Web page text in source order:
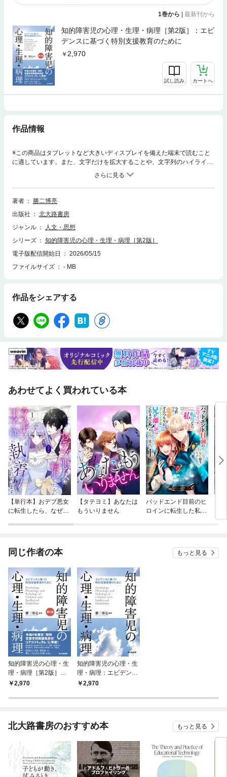
1巻から | 最新刊から
知的障害児の心理・生理・病理［第2版］：エビ
デンスに基づく特別支援教育のために
2,970
試し読み カートへ
作品情報
※この商品はタブレットなど大きいディスプレイを備えた端末で読むこと
に適しています。また、文字だけを拡大することや、文字列のハイライ
ト、検索、辞書の参照、引用などの機能が使用できません。知的障害児と
の適切な関わりの軸となる知識を学べるテキスト，特別支援学校教免コア
カリ対応改訂版。知的障害の定義やアセスメント，発生要因，特性，健康
上の問題，さらに関連のある発達障害や関係者間連携について解説。DSM
供する。
著者
勝二博亮
出版社
北大路書房
ジャンル
人文・思想
シリーズ
知的障害児の心理・生理・病理［第2版］
電子版配信開始日
2026/05/15
ファイルサイズ
- MB
作品をシェアする
あわせてよく買われている本
【単行本】おデブ悪女
に転生したら、なぜか
【タテヨミ】あなたは
もういりません
バッドエンド目前のヒ
ロインに転生した私、
同じ作者の本 もっと見る
知的障害児の心理・生
理・病理［第2版］：
エビデンスに基づく特
2,970
知的障害児の心理・生
理・病理：エビデンス
に基づく特別支援教育
2,970
北大路書房のおすすめ本 もっと見る